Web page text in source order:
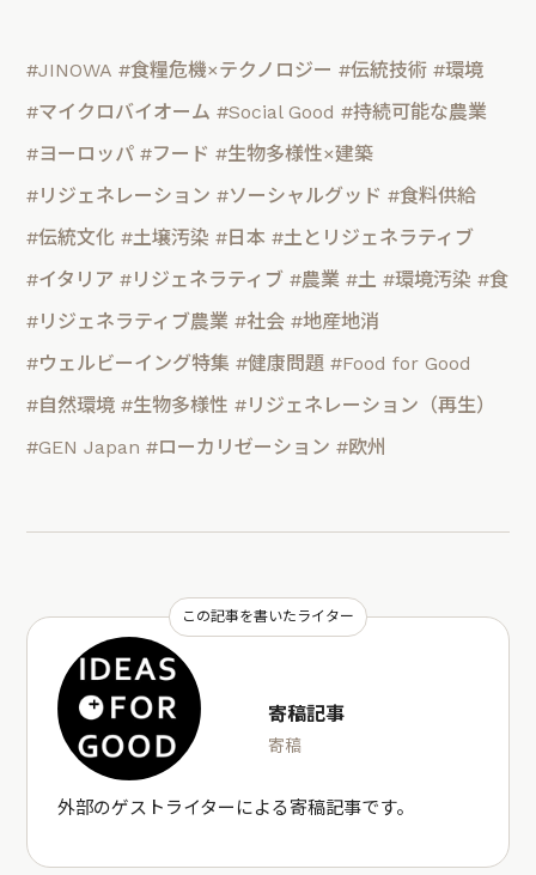
#JINOWA #食糧危機×テクノロジー #伝統技術 #環境
#マイクロバイオーム #Social Good #持続可能な農業
#ヨーロッパ #フード #生物多様性×建築
#リジェネレーション #ソーシャルグッド #食料供給
#伝統文化 #土壌汚染 #日本 #土とリジェネラティブ
#イタリア #リジェネラティブ #農業 #土 #環境汚染 #食
#リジェネラティブ農業 #社会 #地産地消
#ウェルビーイング特集 #健康問題 #Food for Good
#自然環境 #生物多様性 #リジェネレーション（再生）
#GEN Japan #ローカリゼーション #欧州
この記事を書いたライター
寄稿記事
寄稿
外部のゲストライターによる寄稿記事です。